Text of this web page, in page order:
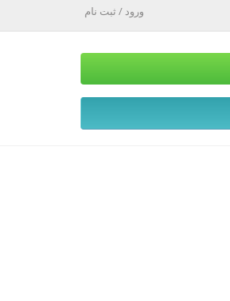
ورود / ثبت نام